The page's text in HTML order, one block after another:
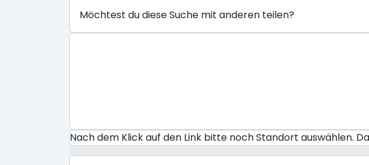
Möchtest du diese Suche mit anderen teilen?
Nach dem Klick auf den Link bitte noch Standort auswählen.